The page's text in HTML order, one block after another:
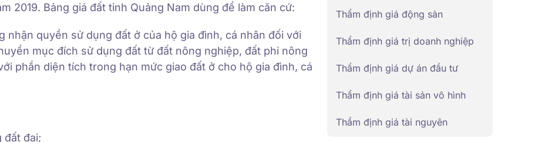
2019. Bảng giá đất tỉnh Quảng Nam dùng để làm căn cứ:
nhận quyền sử dụng đất ở của hộ gia đình, cá nhân đối với
mục đích sử dụng đất từ đất nông nghiệp, đất phi nông
phần diện tích trong hạn mức giao đất ở cho hộ gia đình, cá
đất đai;
Thẩm định giá động sản
Thẩm định giá trị doanh nghiệp
Thẩm định giá dự án đầu tư
Thẩm định giá tài sản vô hình
Thẩm định giá tài nguyên